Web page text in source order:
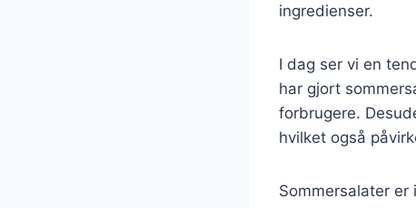
ingredienser.
I dag ser vi en
har gjort
forbrugere.
hvilket også
Sommersalater er